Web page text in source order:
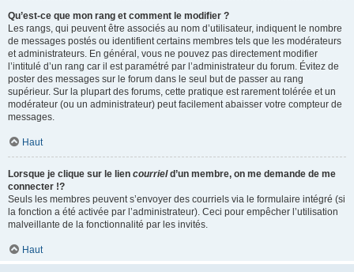
Qu’est-ce que mon rang et comment le modifier ?
Les rangs, qui peuvent être associés au nom d’utilisateur, indiquent le nombre
de messages postés ou identifient certains membres tels que les modérateurs
et administrateurs. En général, vous ne pouvez pas directement modifier
l’intitulé d’un rang car il est paramétré par l’administrateur du forum. Évitez de
poster des messages sur le forum dans le seul but de passer au rang
supérieur. Sur la plupart des forums, cette pratique est rarement tolérée et un
modérateur (ou un administrateur) peut facilement abaisser votre compteur de
messages.
Haut
Lorsque je clique sur le lien courrield’un membre, on me demande de me
connecter !?
Seuls les membres peuvent s’envoyer des courriels via le formulaire intégré (si
la fonction a été activée par l’administrateur). Ceci pour empêcher l’utilisation
malveillante de la fonctionnalité par les invités.
Haut